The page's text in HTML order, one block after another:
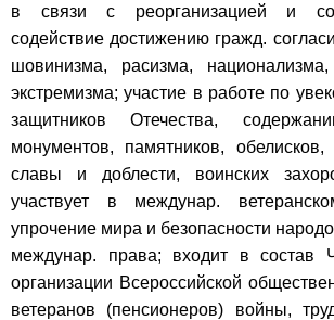
в связи с реорганизацией и
содействие достижению гражд.
шовинизма, расизма,
экстремизма; участие в работе по
защитников Отечества,
монументов, памятников, обелисков,
славы и доблести, воинских
участвует в междунар.
упрочение мира и безопасности
междунар. права; входит в состав
организации Всероссийской
ветеранов (пенсионеров) войны,